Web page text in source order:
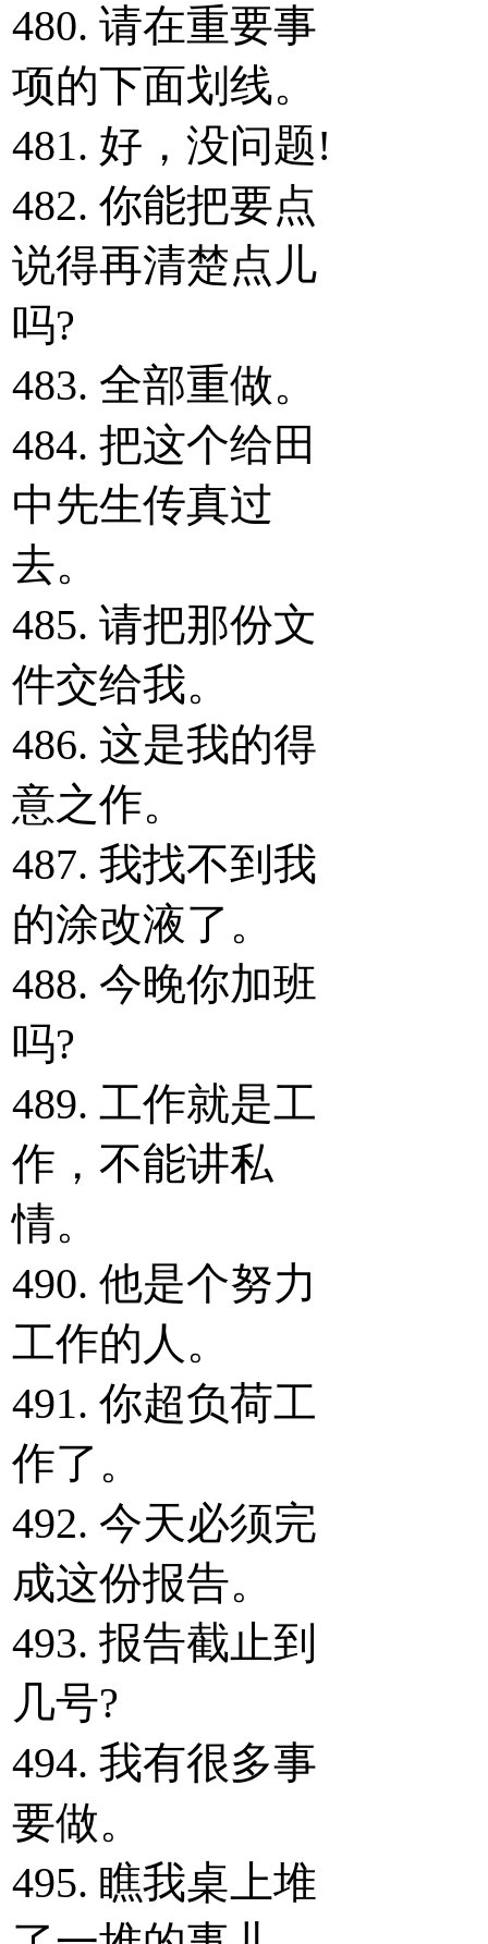
480. 请在重要事
项的下面划线。
481. 好，没问题!
482. 你能把要点
说得再清楚点儿
吗?
483. 全部重做。
484. 把这个给田
中先生传真过
去。
485. 请把那份文
件交给我。
486. 这是我的得
意之作。
487. 我找不到我
的涂改液了。
488. 今晚你加班
吗?
489. 工作就是工
作，不能讲私
情。
490. 他是个努力
工作的人。
491. 你超负荷工
作了。
492. 今天必须完
成这份报告。
493. 报告截止到
几号?
494. 我有很多事
要做。
495. 瞧我桌上堆